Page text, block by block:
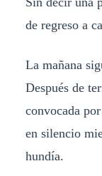
de regreso a
La mañana
Después de
convocada
en silencio
hundía.